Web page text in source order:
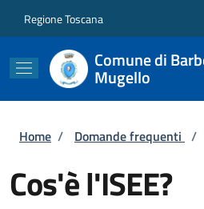
Regione Toscana
Comune di
Mugello
Briciole di pane
Home / Domande frequenti /
Cos'è l'ISEE?